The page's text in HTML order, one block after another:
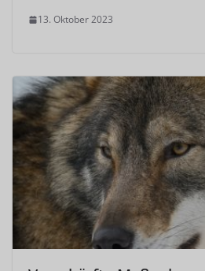
13. Oktober 2023